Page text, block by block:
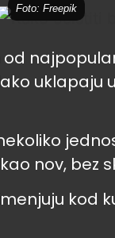
Foto: Freepik
uklapaju
nov, bez
kod